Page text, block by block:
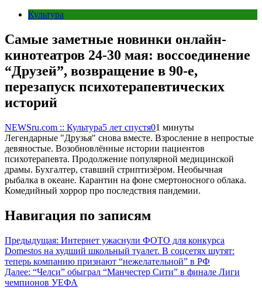
Культура
Самые заметные новинки онлайн-
кинотеатров 24-30 мая: воссоединение
“Друзей”, возвращение в 90-е,
перезапуск психотерапевтических
историй
NEWSru.com :: Культура5 лет спустя01 минуты
Легендарные "Друзья" снова вместе. Взросление в непростые
девяностые. Возобновлённые истории пациентов
психотерапевта. Продолжение популярной медицинской
драмы. Бухгалтер, ставший стриптизёром. Необычная
рыбалка в океане. Карантин на фоне смертоносного облака.
Комедийный хоррор про последствия пандемии.
Навигация по записям
Предыдущая: Интернет ужаснули ФОТО для конкурса
Domestos на худший школьный туалет. В соцсетях шутят:
теперь компанию признают “нежелательной” в РФ
Далее: “Челси” обыграл “Манчестер Сити” в финале Лиги
чемпионов УЕФА